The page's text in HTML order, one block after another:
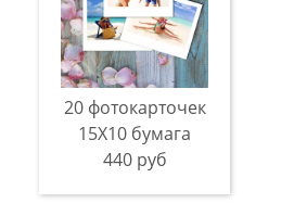
20 фотокарточек
15Х10 бумага
440 руб